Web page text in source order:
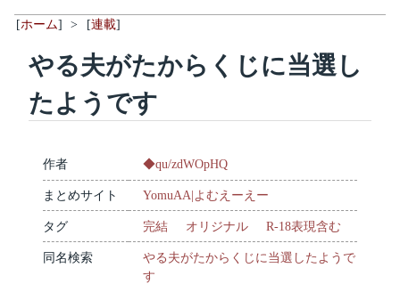
[ホーム] > [連載]
やる夫がたからくじに当選し
たようです
作者 ◆qu/zdWOpHQ
まとめサイト YomuAA|よむえーえー
タグ 完結 オリジナル R-18表現含む
同名検索
やる夫がたからくじに当選したようで
す